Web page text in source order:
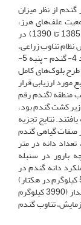
از نظر میزان
علف‌های هرز،
بیماری‌ها و آفات، آزمایشی به مدت پنج سال زراعی (1385 تا 1390) در
تناوب زراعی،
شامل 1- گندم - گندم 2- گندم- کلزا 3- گندم - نخود 4- گندم - پنبه 5-
از طرح بلوک‌های کامل
قطعاتی به مساحت 180 متر مربع مورد ارزیابی قرار
منطقه (گندم رقم
کشت گندم بود،
نتایج تجزیه
صفات گیاهی گندم
تعداد دانه در متر
بارور در سنبله
دانه گندم در
تیمار تناوبی گندم - نخود دارای بیشترین مقدار (5343 کیلوگرم در هکتار)
و در تیمار تناوبی گندم - آفتابگردان دارای کمترین مقدار (3990 کیلوگرم
تناوب گندم